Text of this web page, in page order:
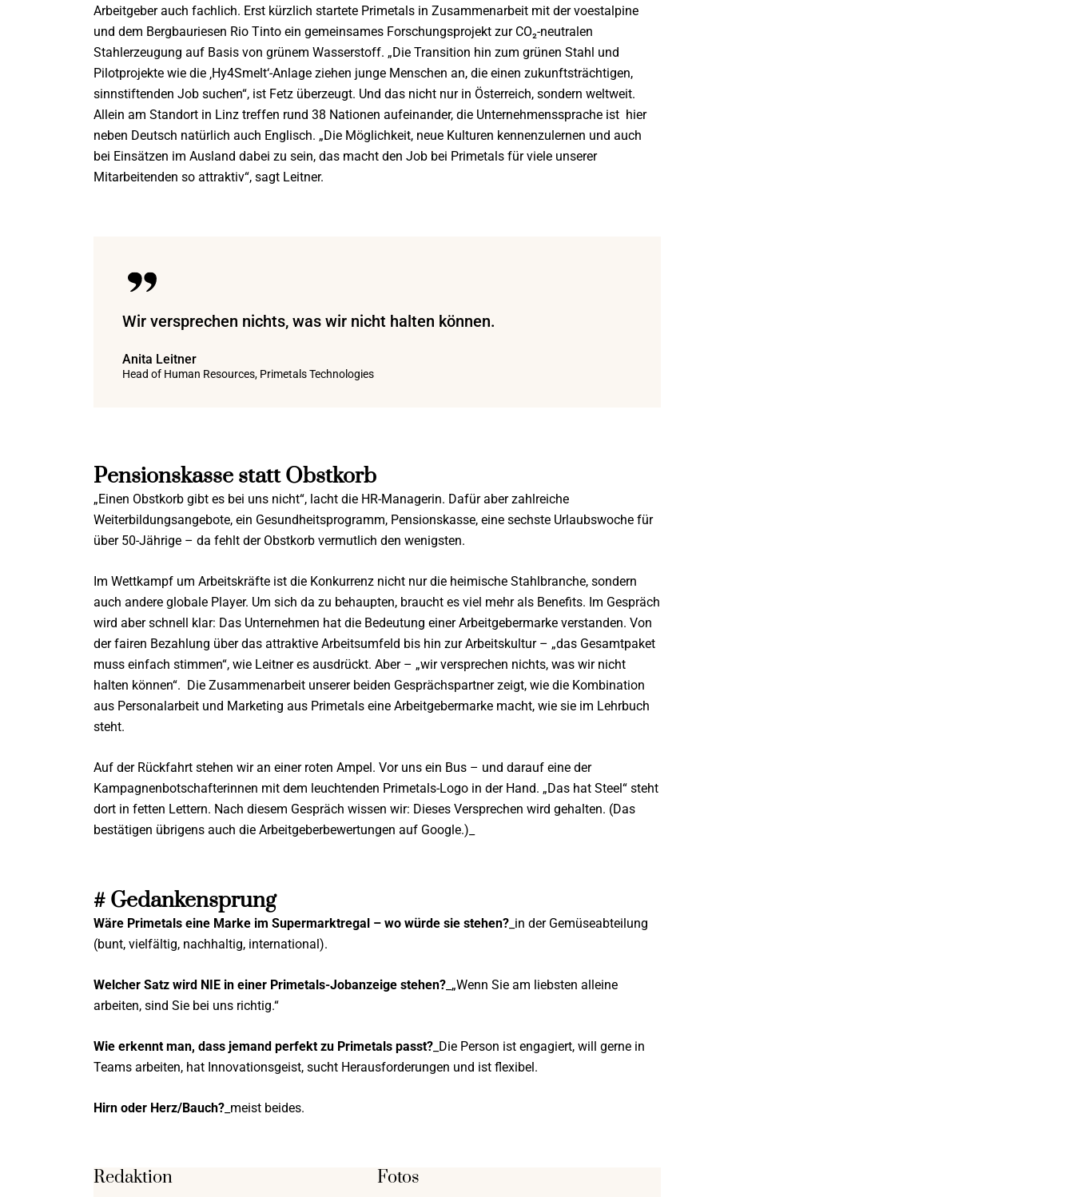
Arbeitgeber auch fachlich. Erst kürzlich startete Primetals in Zusammenarbeit mit der voestalpine
und dem Bergbauriesen Rio Tinto ein gemeinsames Forschungsprojekt zur CO₂-neutralen
Stahlerzeugung auf Basis von grünem Wasserstoff. „Die Transition hin zum grünen Stahl und
Pilotprojekte wie die ‚Hy4Smelt‘-Anlage ziehen junge Menschen an, die einen zukunftsträchtigen,
sinnstiftenden Job suchen“, ist Fetz überzeugt. Und das nicht nur in Österreich, sondern weltweit.
Allein am Standort in Linz treffen rund 38 Nationen aufeinander, die Unternehmenssprache ist hier
neben Deutsch natürlich auch Englisch. „Die Möglichkeit, neue Kulturen kennenzulernen und auch
bei Einsätzen im Ausland dabei zu sein, das macht den Job bei Primetals für viele unserer
Mitarbeitenden so attraktiv“, sagt Leitner.
Wir versprechen nichts, was wir nicht halten können.
Anita Leitner
Head of Human Resources, Primetals Technologies
Pensionskasse statt Obstkorb
„Einen Obstkorb gibt es bei uns nicht“, lacht die HR-Managerin. Dafür aber zahlreiche
Weiterbildungsangebote, ein Gesundheitsprogramm, Pensionskasse, eine sechste Urlaubswoche für
über 50-Jährige – da fehlt der Obstkorb vermutlich den wenigsten.
Im Wettkampf um Arbeitskräfte ist die Konkurrenz nicht nur die heimische Stahlbranche, sondern
auch andere globale Player. Um sich da zu behaupten, braucht es viel mehr als Benefits. Im Gespräch
wird aber schnell klar: Das Unternehmen hat die Bedeutung einer Arbeitgebermarke verstanden. Von
der fairen Bezahlung über das attraktive Arbeitsumfeld bis hin zur Arbeitskultur – „das Gesamtpaket
muss einfach stimmen“, wie Leitner es ausdrückt. Aber – „wir versprechen nichts, was wir nicht
halten können“. Die Zusammenarbeit unserer beiden Gesprächspartner zeigt, wie die Kombination
aus Personalarbeit und Marketing aus Primetals eine Arbeitgebermarke macht, wie sie im Lehrbuch
steht.
Auf der Rückfahrt stehen wir an einer roten Ampel. Vor uns ein Bus – und darauf eine der
Kampagnenbotschafterinnen mit dem leuchtenden Primetals-Logo in der Hand. „Das hat Steel“ steht
dort in fetten Lettern. Nach diesem Gespräch wissen wir: Dieses Versprechen wird gehalten. (Das
bestätigen übrigens auch die Arbeitgeberbewertungen auf Google.)_
# Gedankensprung
Wäre Primetals eine Marke im Supermarktregal – wo würde sie stehen? _in der Gemüseabteilung
(bunt, vielfältig, nachhaltig, international).
Welcher Satz wird NIE in einer Primetals-Jobanzeige stehen? _„Wenn Sie am liebsten alleine
arbeiten, sind Sie bei uns richtig.“
Wie erkennt man, dass jemand perfekt zu Primetals passt? _Die Person ist engagiert, will gerne in
Teams arbeiten, hat Innovationsgeist, sucht Herausforderungen und ist flexibel.
Hirn oder Herz/Bauch? _meist beides.
Redaktion Fotos